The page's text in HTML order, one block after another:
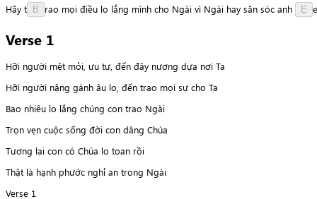
Hãy t B rao mọi điều lo lắng mình cho Ngài vì Ngài hay săn sóc anh E e
Verse 1
Hỡi người mệt mỏi, ưu tư, đến đây nương dựa nơi Ta
Hỡi người nặng gánh âu lo, đến trao mọi sự cho Ta
Bao nhiêu lo lắng chúng con trao Ngài
Trọn vẹn cuộc sống đời con dâng Chúa
Tương lai con có Chúa lo toan rồi
Thật là hạnh phước nghỉ an trong Ngài
Verse 1